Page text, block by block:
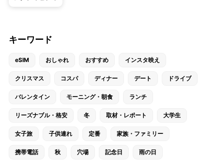
キーワード
eSIM おしゃれ おすすめ インスタ映え
クリスマス コスパ ディナー デート ドライブ
バレンタイン モーニング・朝食 ランチ
リーズナブル・格安 冬 取材・レポート 大学生
女子旅 子供連れ 定番 家族・ファミリー
携帯電話 秋 穴場 記念日 雨の日